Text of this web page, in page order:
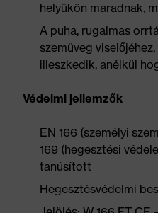
helyükön maradnak,
A puha, rugalmas
szemüveg
illeszkedik, anélkül
Védelmi jellemzők
EN 166 (személyi
169 (hegesztési
tanúsított
Hegesztésvédelmi